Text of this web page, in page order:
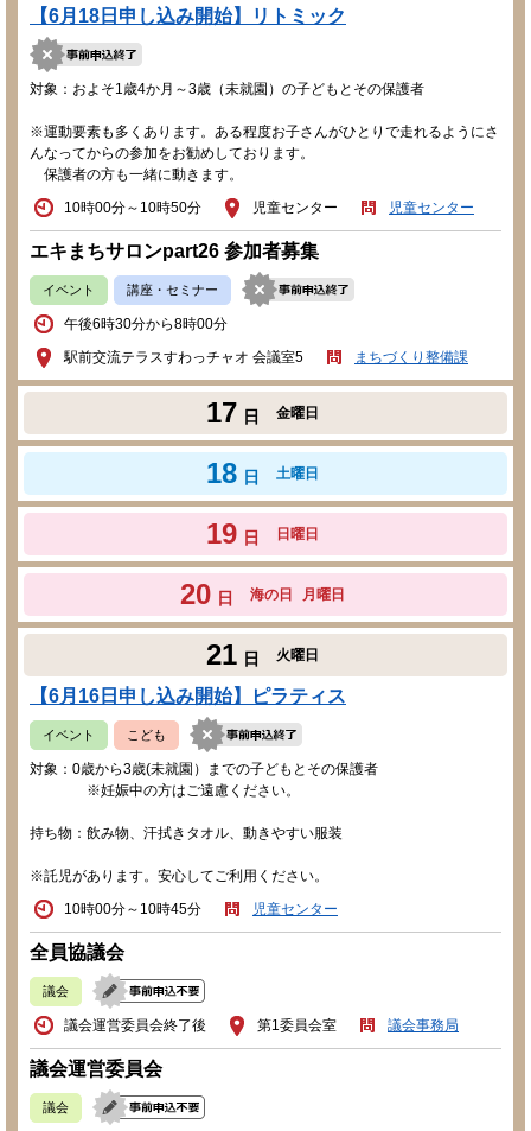
【6月18日申し込み開始】リトミック
対象：およそ1歳4か月～3歳（未就園）の子どもとその保護者
※運動要素も多くあります。ある程度お子さんがひとりで走れるようにさ
んなってからの参加をお勧めしております。
保護者の方も一緒に動きます。
10時00分～10時50分
児童センター 児童センター
エキまちサロンpart26 参加者募集
イベント 講座・セミナー
午後6時30分から8時00分
駅前交流テラスすわっチャオ 会議室5
まちづくり整備課
17 日 金曜日
18 日 土曜日
19 日 日曜日
20 日 海の日 月曜日
21 日 火曜日
【6月16日申し込み開始】ピラティス
イベント こども
対象：0歳から3歳(未就園）までの子どもとその保護者
※妊娠中の方はご遠慮ください。
持ち物：飲み物、汗拭きタオル、動きやすい服装
※託児があります。安心してご利用ください。
10時00分～10時45分
児童センター
全員協議会
議会
議会運営委員会終了後 第1委員会室 議会事務局
議会運営委員会
議会